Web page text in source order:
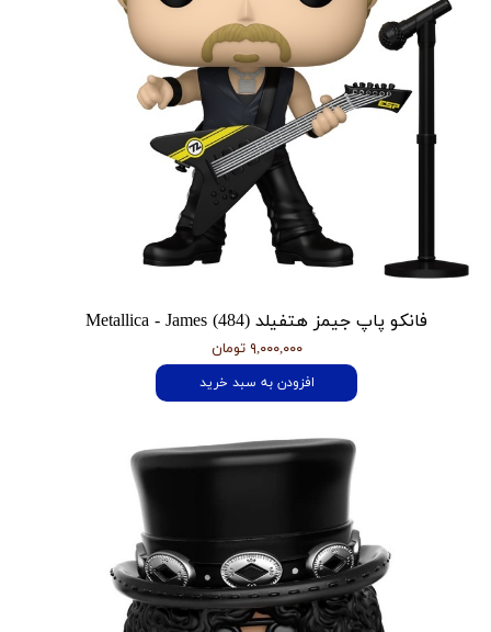
فانکو پاپ جیمز هتفیلد Metallica - James (484)
۹,۰۰۰,۰۰۰ تومان
افزودن به سبد خرید